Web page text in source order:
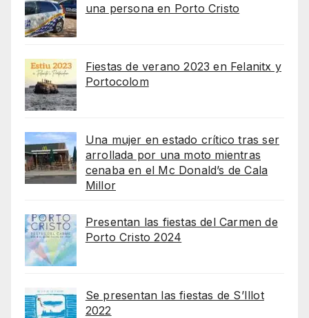
una persona en Porto Cristo
Fiestas de verano 2023 en Felanitx y
Portocolom
Una mujer en estado crítico tras ser
arrollada por una moto mientras
cenaba en el Mc Donald’s de Cala
Millor
Presentan las fiestas del Carmen de
Porto Cristo 2024
Se presentan las fiestas de S’Illot
2022